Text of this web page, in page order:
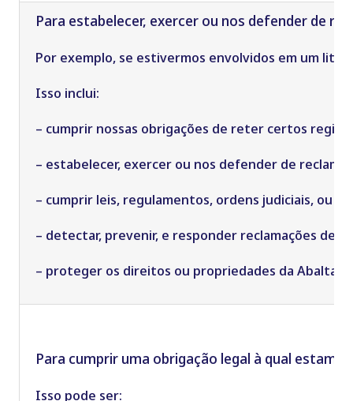
Para estabelecer, exercer ou nos defender de
Por exemplo, se estivermos envolvidos em um
Isso inclui:
– cumprir nossas obrigações de reter certos
– estabelecer, exercer ou nos defender de
– cumprir leis, regulamentos, ordens judiciais, ou
– detectar, prevenir, e responder reclamações de
– proteger os direitos ou propriedades da Abalta,
Para cumprir uma obrigação legal à qual
Isso pode ser: